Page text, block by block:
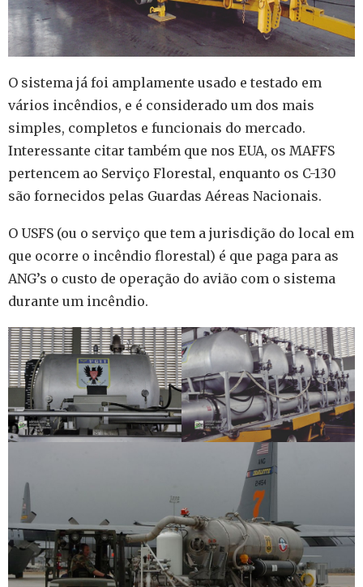
O sistema já foi amplamente usado e testado em
vários incêndios, e é considerado um dos mais
simples, completos e funcionais do mercado.
Interessante citar também que nos EUA, os MAFFS
pertencem ao Serviço Florestal, enquanto os C-130
são fornecidos pelas Guardas Aéreas Nacionais.
O USFS (ou o serviço que tem a jurisdição do local em
que ocorre o incêndio florestal) é que paga para as
ANG’s o custo de operação do avião com o sistema
durante um incêndio.